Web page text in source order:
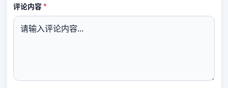
评论内容*必填